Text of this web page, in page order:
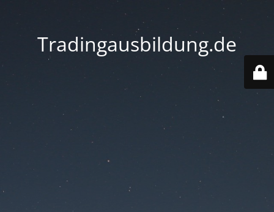
Tradingausbildung.de